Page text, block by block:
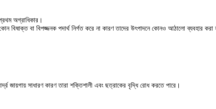
অগ্রাধিকার।
বিষাক্ত বা বিপজ্জনক পদার্থ নির্গত করে না কারণ তাদের উৎপাদনে কোনও আঠালো ব্যবহার
জায়গায় সাধারণ কারণ তারা শক্তিশালী এবং ছত্রাকের বৃদ্ধি রোধ করতে পারে।